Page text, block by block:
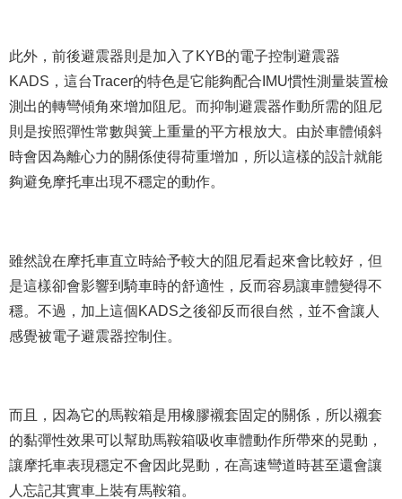
此外，前後避震器則是加入了KYB的電子控制避震器
KADS，這台Tracer的特色是它能夠配合IMU慣性測量裝置檢
測出的轉彎傾角來增加阻尼。而抑制避震器作動所需的阻尼
則是按照彈性常數與簧上重量的平方根放大。由於車體傾斜
時會因為離心力的關係使得荷重增加，所以這樣的設計就能
夠避免摩托車出現不穩定的動作。
雖然說在摩托車直立時給予較大的阻尼看起來會比較好，但
是這樣卻會影響到騎車時的舒適性，反而容易讓車體變得不
穩。不過，加上這個KADS之後卻反而很自然，並不會讓人
感覺被電子避震器控制住。
而且，因為它的馬鞍箱是用橡膠襯套固定的關係，所以襯套
的黏彈性效果可以幫助馬鞍箱吸收車體動作所帶來的晃動，
讓摩托車表現穩定不會因此晃動，在高速彎道時甚至還會讓
人忘記其實車上裝有馬鞍箱。